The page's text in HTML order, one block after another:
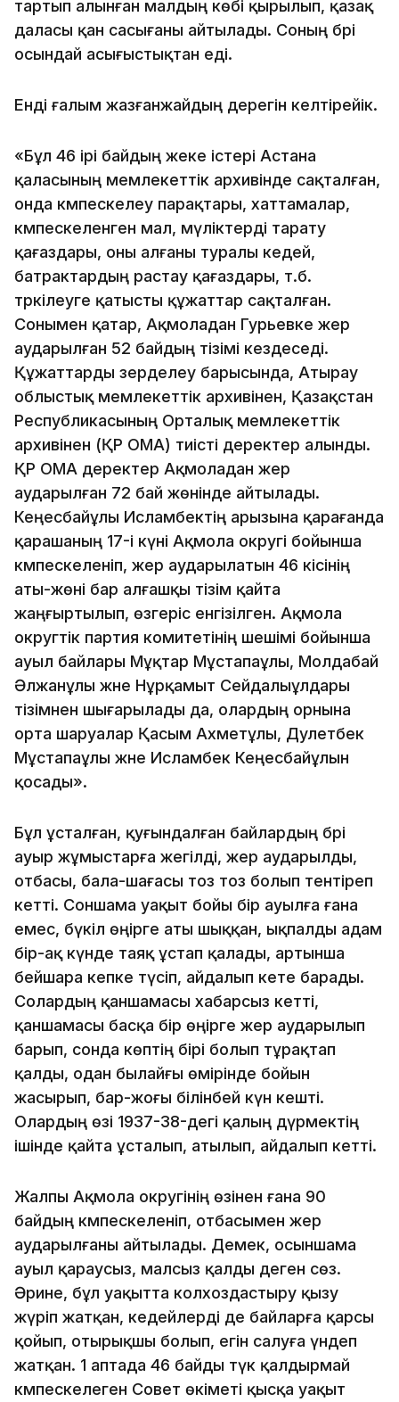
тартып алынған малдың көбі қырылып, қазақ
даласы қан сасығаны айтылады. Соның бәрі
осындай асығыстықтан еді.
Енді ғалым жазғанжайдың дерегін келтірейік.
«Бұл 46 ірі байдың жеке істері Астана
қаласының мемлекеттік архивінде сақталған,
онда кәмпескелеу парақтары, хаттамалар,
кәмпескеленген мал, мүліктерді тарату
қағаздары, оны алғаны туралы кедей,
батрактардың растау қағаздары, т.б.
тәркілеуге қатысты құжаттар сақталған.
Сонымен қатар, Ақмоладан Гурьевке жер
аударылған 52 байдың тізімі кездеседі.
Құжаттарды зерделеу барысында, Атырау
облыстық мемлекеттік архивінен, Қазақстан
Республикасының Орталық мемлекеттік
архивінен (ҚР ОМА) тиісті деректер алынды.
ҚР ОМА деректер Ақмоладан жер
аударылған 72 бай жөнінде айтылады.
Кеңесбайұлы Исламбектің арызына қарағанда
қарашаның 17-і күні Ақмола округі бойынша
кәмпескеленіп, жер аударылатын 46 кісінің
аты-жөні бар алғашқы тізім қайта
жаңғыртылып, өзгеріс енгізілген. Ақмола
округтік партия комитетінің шешімі бойынша
ауыл байлары Мұқтар Мұстапаұлы, Молдабай
Әлжанұлы және Нұрқамыт Сейдалыұлдары
тізімнен шығарылады да, олардың орнына
орта шаруалар Қасым Ахметұлы, Дәулетбек
Мұстапаұлы және Исламбек Кеңесбайұлын
қосады».
Бұл ұсталған, қуғындалған байлардың бәрі
ауыр жұмыстарға жегілді, жер аударылды,
отбасы, бала-шағасы тоз тоз болып тентіреп
кетті. Соншама уақыт бойы бір ауылға ғана
емес, бүкіл өңірге аты шыққан, ықпалды адам
бір-ақ күнде таяқ ұстап қалады, артынша
бейшара кепке түсіп, айдалып кете барады.
Солардың қаншамасы хабарсыз кетті,
қаншамасы басқа бір өңірге жер аударылып
барып, сонда көптің бірі болып тұрақтап
қалды, одан былайғы өмірінде бойын
жасырып, бар-жоғы білінбей күн кешті.
Олардың өзі 1937-38-дегі қалың дүрмектің
ішінде қайта ұсталып, атылып, айдалып кетті.
Жалпы Ақмола округінің өзінен ғана 90
байдың кәмпескеленіп, отбасымен жер
аударылғаны айтылады. Демек, осыншама
ауыл қараусыз, малсыз қалды деген сөз.
Әрине, бұл уақытта колхоздастыру қызу
жүріп жатқан, кедейлерді де байларға қарсы
қойып, отырықшы болып, егін салуға үндеп
жатқан. 1 аптада 46 байды түк қалдырмай
кәмпескелеген Совет өкіметі қысқа уақыт